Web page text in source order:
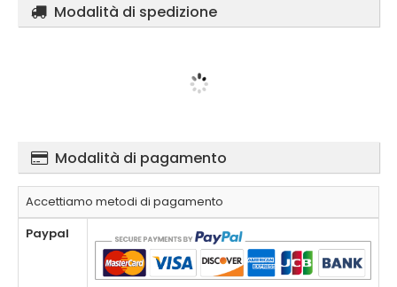
Modalità di spedizione
Modalità di pagamento
Accettiamo metodi di pagamento
Paypal